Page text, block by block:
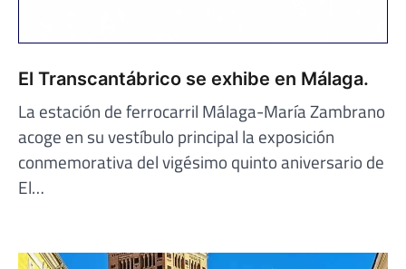
El Transcantábrico se exhibe en Málaga.
La estación de ferrocarril Málaga-María Zambrano
acoge en su vestíbulo principal la exposición
conmemorativa del vigésimo quinto aniversario de
El…